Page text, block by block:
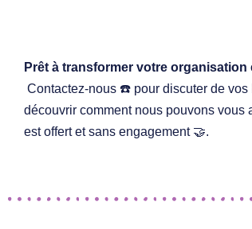
Prêt à transformer votre
Contactez-nous ☎️ pour discuter de
découvrir comment nous pouvons vous
est offertet sans engagement 🤝.